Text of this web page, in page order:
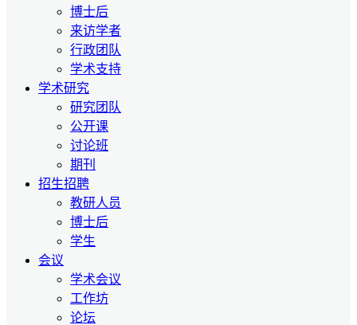
博士后
来访学者
行政团队
学术支持
学术研究
研究团队
公开课
讨论班
期刊
招生招聘
教研人员
博士后
学生
会议
学术会议
工作坊
论坛